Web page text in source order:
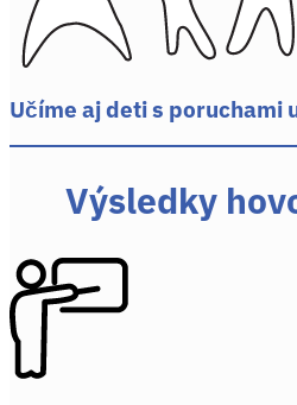
Učíme aj deti s poruchami
Výsledky